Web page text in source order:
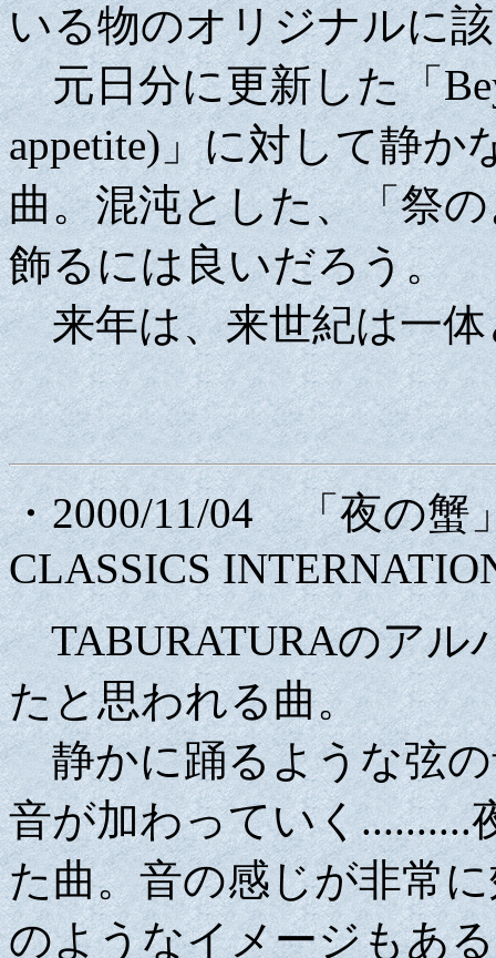
いる物のオリジナルに
元日分に更新した「
appetite)」に対して静
曲。混沌とした、「祭
飾るには良いだろう。
来年は、来世紀は一体
・2000/11/04 「夜の蟹
CLASSICS
TABURATURAのアル
たと思われる曲。
静かに踊るような弦の
音が加わっていく
た曲。音の感じが非常
のようなイメージもあ